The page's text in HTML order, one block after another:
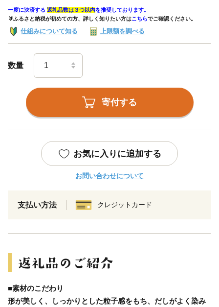
一度に決済する 返礼品数は３つ以内を推奨しております。
🔰ふるさと納税が初めての方、詳しく知りたい方はこちらでご確認ください。
仕組みについて知る 上限額を調べる
数量
寄付する
お気に入りに追加する
お問い合わせについて
支払い方法 クレジットカード
■素材のこだわり
形が美しく、しっかりとした粒子感をもち、だしがよく染み